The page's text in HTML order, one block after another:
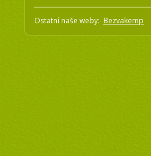
Ostatní naše weby: Bezvakemp